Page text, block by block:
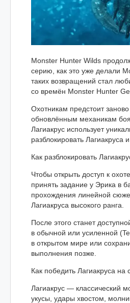
Monster Hunter Wilds
серию, как это уже делали
таких возвращений стал
со времён Monster Hunter
Охотникам предстоит
обновлённым механикам
Лагиакрус использует
разблокировать
Как разблокировать
Чтобы открыть доступ к
принять задание у Эрика в
прохождения линейной
Лагиакруса высокого ранга.
После этого станет
в обычной или усиленной
в открытом мире или
выполнения позже.
Как победить Лагиакруса на
Лагиакрус — классический
укусы, удары хвостом,